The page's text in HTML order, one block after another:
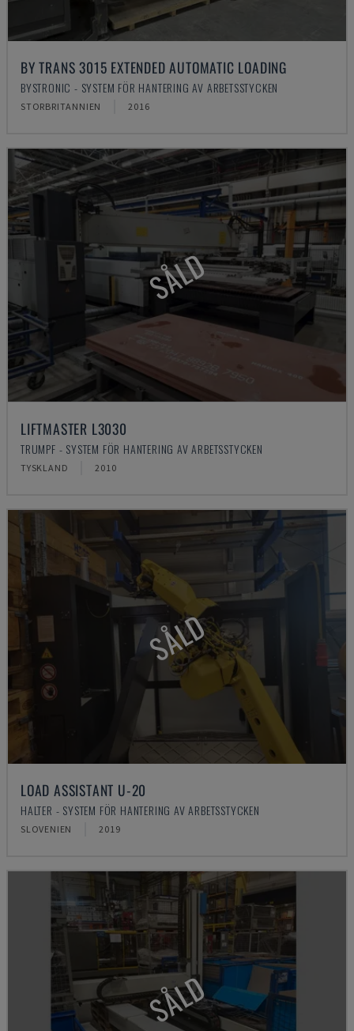
BY TRANS 3015 EXTENDED AUTOMATIC LOADING
BYSTRONIC - SYSTEM FÖR HANTERING AV ARBETSSTYCKEN
STORBRITANNIEN 2016
SÅLD
LIFTMASTER L3030
TRUMPF - SYSTEM FÖR HANTERING AV ARBETSSTYCKEN
TYSKLAND 2010
SÅLD
LOAD ASSISTANT U-20
HALTER - SYSTEM FÖR HANTERING AV ARBETSSTYCKEN
SLOVENIEN 2019
SÅLD